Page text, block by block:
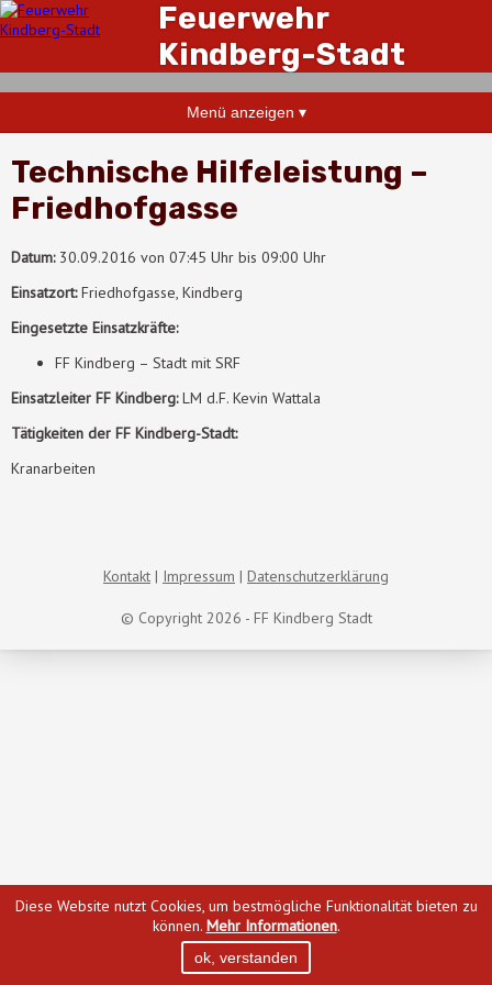
Feuerwehr
Kindberg-Stadt
Menü anzeigen ▾
Technische Hilfeleistung –
Friedhofgasse
Datum:30.09.2016 von 07:45 Uhr bis 09:00 Uhr
Einsatzort:Friedhofgasse, Kindberg
Eingesetzte Einsatzkräfte:
FF Kindberg – Stadt mit SRF
Einsatzleiter FF Kindberg:LM d.F. Kevin Wattala
Tätigkeiten der FF Kindberg-Stadt:
Kranarbeiten
© Copyright 2026 - FF Kindberg Stadt
Kontakt Impressum Datenschutzerklärung
Diese Website nutzt Cookies, um bestmögliche Funktionalität bieten zu
können. Mehr Informationen.
ok, verstanden